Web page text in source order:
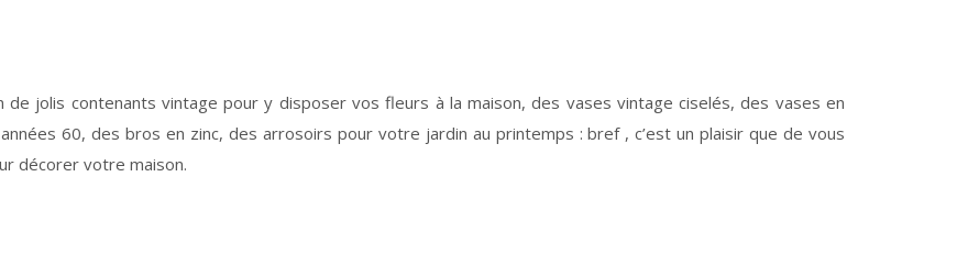
de jolis contenants vintage pour y disposer vos fleurs à la maison, des vases vintage ciselés, des vases en
60, des bros en zinc, des arrosoirs pour votre jardin au printemps : bref , c’est un plaisir que de vous
décorer votre maison.